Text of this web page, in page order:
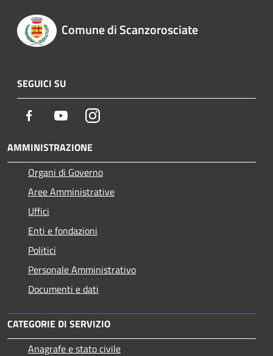
Comune di Scanzorosciate
SEGUICI SU
Facebook YoutubeInstagram
AMMINISTRAZIONE
Organi di Governo
Aree Amministrative
Uffici
Enti e fondazioni
Politici
Personale Amministrativo
Documenti e dati
CATEGORIE DI SERVIZIO
Anagrafe e stato civile